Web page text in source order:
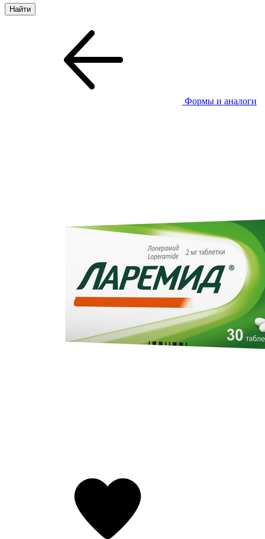
Формы и аналоги